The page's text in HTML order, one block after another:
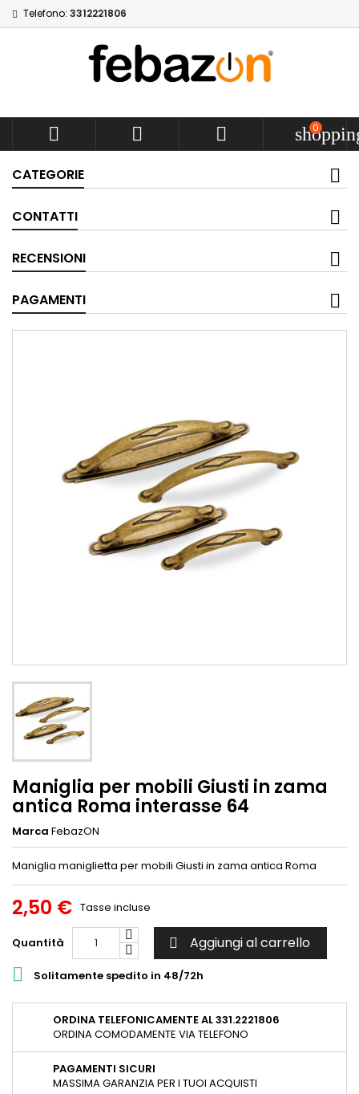
Telefono: 3312221806
   0
CATEGORIE
CONTATTI
RECENSIONI
PAGAMENTI
Maniglia per mobili Giusti in zama
antica Roma interasse 64
Marca FebazON
Maniglia maniglietta per mobili Giusti in zama antica Roma
2,50 € Tasse incluse
Quantità  Aggiungi al carrello
 Solitamente spedito in 48/72h
ORDINA TELEFONICAMENTE AL 331.2221806
ORDINA COMODAMENTE VIA TELEFONO
PAGAMENTI SICURI
MASSIMA GARANZIA PER I TUOI ACQUISTI